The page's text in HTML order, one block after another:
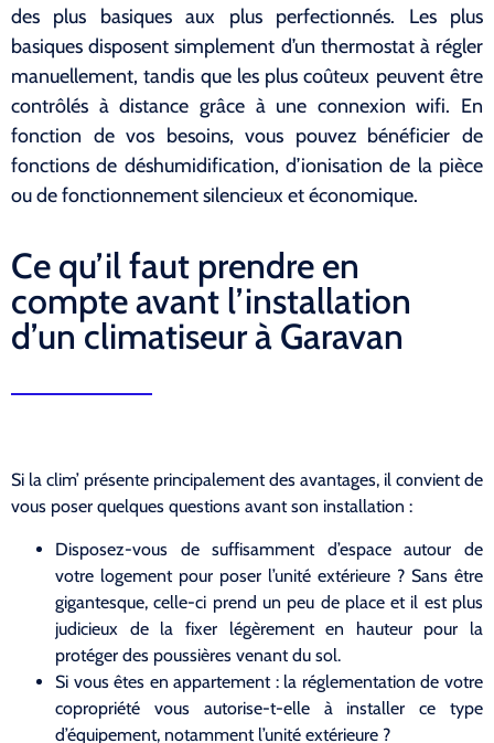
des plus basiques aux plus perfectionnés. Les plus
basiques disposent simplement d’un thermostat à régler
manuellement, tandis que les plus coûteux peuvent être
contrôlés à distance grâce à une connexion wifi. En
fonction de vos besoins, vous pouvez bénéficier de
fonctions de déshumidification, d’ionisation de la pièce
ou de fonctionnement silencieux et économique.
Ce qu’il faut prendre en
compte avant l’installation
d’un climatiseur à Garavan
Si la clim’ présente principalement des avantages, il convient de
vous poser quelques questions avant son installation :
Disposez-vous de suffisamment d’espace autour de
votre logement pour poser l’unité extérieure ? Sans être
gigantesque, celle-ci prend un peu de place et il est plus
judicieux de la fixer légèrement en hauteur pour la
protéger des poussières venant du sol.
Si vous êtes en appartement : la réglementation de votre
copropriété vous autorise-t-elle à installer ce type
d’équipement, notamment l’unité extérieure ?